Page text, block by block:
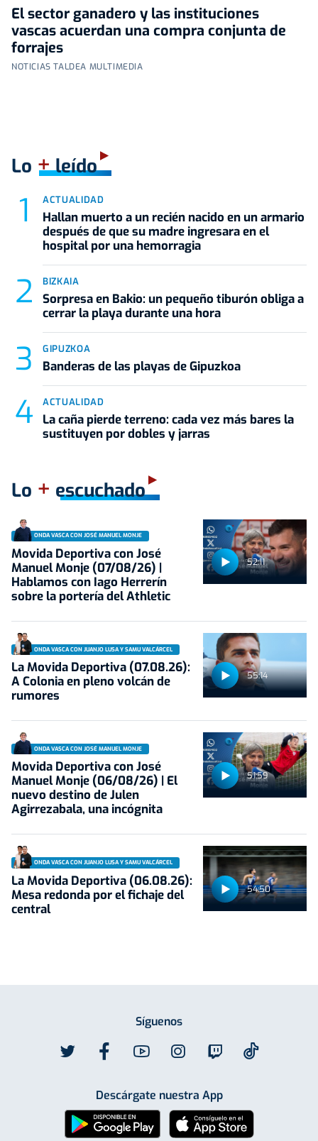
El sector ganadero y las instituciones
vascas acuerdan una compra conjunta de
forrajes
NOTICIAS TALDEA MULTIMEDIA
Lo +leído
ACTUALIDAD
Hallan muerto a un recién nacido en un armario
después de que su madre ingresara en el
hospital por una hemorragia
BIZKAIA
Sorpresa en Bakio: un pequeño tiburón obliga a
cerrar la playa durante una hora
GIPUZKOA
Banderas de las playas de Gipuzkoa
ACTUALIDAD
La caña pierde terreno: cada vez más bares la
sustituyen por dobles y jarras
Lo + escuchado
52:11
ONDA VASCA CON JOSÉ MANUEL MONJE
Movida Deportiva con José
Manuel Monje (07/08/26) |
Hablamos con Iago Herrerín
sobre la portería del Athletic
55:14
ONDA VASCA CON JUANJO LUSA Y SAMU VALCÁRCEL
La Movida Deportiva (07.08.26):
A Colonia en pleno volcán de
rumores
51:59
ONDA VASCA CON JOSÉ MANUEL MONJE
Movida Deportiva con José
Manuel Monje (06/08/26) | El
nuevo destino de Julen
Agirrezabala, una incógnita
54:50
ONDA VASCA CON JUANJO LUSA Y SAMU VALCÁRCEL
La Movida Deportiva (06.08.26):
Mesa redonda por el fichaje del
central
Síguenos
Descárgate nuestra App